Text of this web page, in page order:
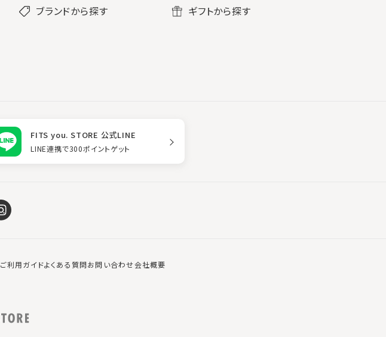
ブランドから探す ギフトから探す
FITS you. STORE 公式LINE
LINE連携で300ポイントゲット
ご利用ガイドよくある質問お問い合わせ会社概要